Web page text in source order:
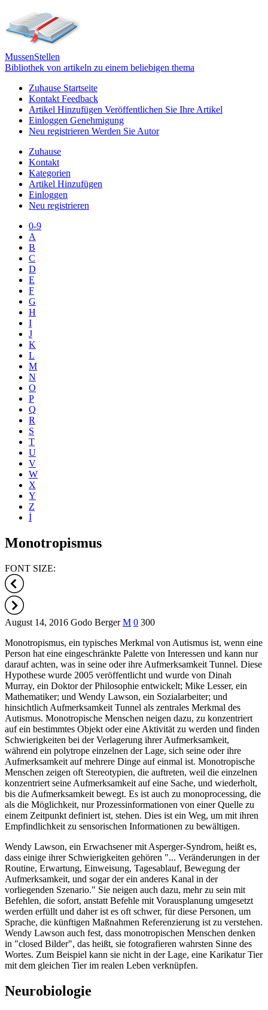
MussenStellen
Bibliothek von artikeln zu einem beliebigen thema
Zuhause Startseite
Kontakt Feedback
Artikel Hinzufügen Veröffentlichen Sie Ihre Artikel
Einloggen Genehmigung
Neu registrieren Werden Sie Autor
Zuhause
Kontakt
Kategorien
Artikel Hinzufügen
Einloggen
Neu registrieren
0-9
A
B
C
D
E
F
G
H
I
J
K
L
M
N
O
P
Q
R
S
T
U
V
W
X
Y
Z
İ
Monotropismus
FONT SIZE:
August 14, 2016 Godo Berger M 0 300
Monotropismus, ein typisches Merkmal von Autismus ist, wenn eine
Person hat eine eingeschränkte Palette von Interessen und kann nur
darauf achten, was in seine oder ihre Aufmerksamkeit Tunnel. Diese
Hypothese wurde 2005 veröffentlicht und wurde von Dinah
Murray, ein Doktor der Philosophie entwickelt; Mike Lesser, ein
Mathematiker; und Wendy Lawson, ein Sozialarbeiter; und
hinsichtlich Aufmerksamkeit Tunnel als zentrales Merkmal des
Autismus. Monotropische Menschen neigen dazu, zu konzentriert
auf ein bestimmtes Objekt oder eine Aktivität zu werden und finden
Schwierigkeiten bei der Verlagerung ihrer Aufmerksamkeit,
während ein polytrope einzelnen der Lage, sich seine oder ihre
Aufmerksamkeit auf mehrere Dinge auf einmal ist. Monotropische
Menschen zeigen oft Stereotypien, die auftreten, weil die einzelnen
konzentriert seine Aufmerksamkeit auf eine Sache, und wiederholt,
bis die Aufmerksamkeit bewegt. Es ist auch zu monoprocessing, die
als die Möglichkeit, nur Prozessinformationen von einer Quelle zu
einem Zeitpunkt definiert ist, stehen. Dies ist ein Weg, um mit ihren
Empfindlichkeit zu sensorischen Informationen zu bewältigen.
Wendy Lawson, ein Erwachsener mit Asperger-Syndrom, heißt es,
dass einige ihrer Schwierigkeiten gehören "... Veränderungen in der
Routine, Erwartung, Einweisung, Tagesablauf, Bewegung der
Aufmerksamkeit, und sogar der ein anderes Kanal in der
vorliegenden Szenario." Sie neigen auch dazu, mehr zu sein mit
Befehlen, die sofort, anstatt Befehle mit Vorausplanung umgesetzt
werden erfüllt und daher ist es oft schwer, für diese Personen, um
Sprache, die künftigen Maßnahmen Referenzierung ist zu verstehen.
Wendy Lawson auch fest, dass monotropischen Menschen denken
in "closed Bilder", das heißt, sie fotografieren wahrsten Sinne des
Wortes. Zum Beispiel kann sie nicht in der Lage, eine Karikatur Tier
mit dem gleichen Tier im realen Leben verknüpfen.
Neurobiologie